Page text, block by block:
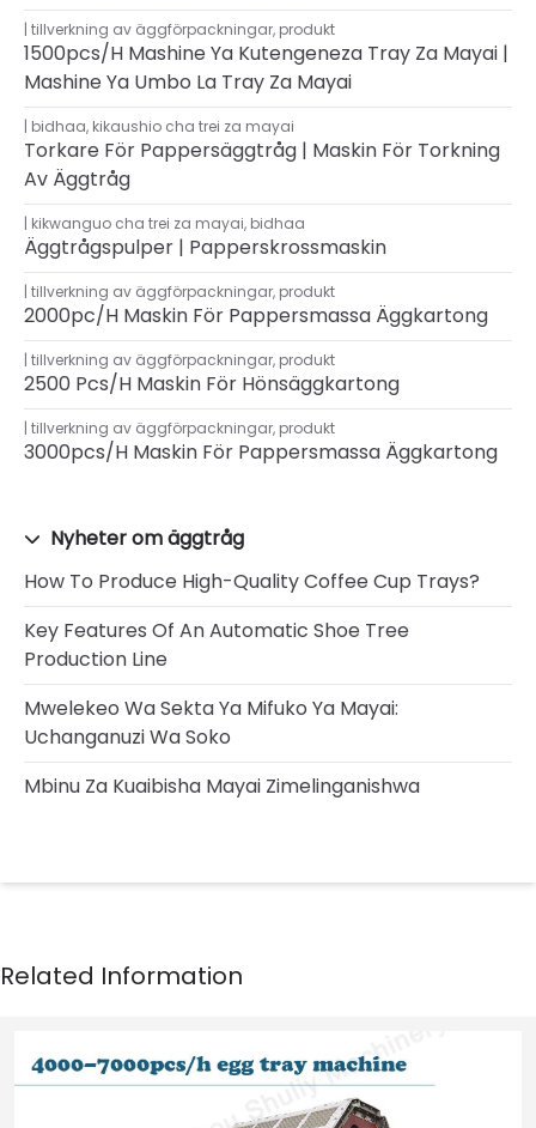
tillverkning av äggförpackningar, produkt
1500pcs/h Mashine Ya Kutengeneza Tray Za Mayai |
Mashine Ya Umbo La Tray Za Mayai
bidhaa, kikaushio cha trei za mayai
Torkare För Pappersäggtråg | Maskin För Torkning
Av Äggtråg
kikwanguo cha trei za mayai, bidhaa
Äggtrågspulper | Papperskrossmaskin
tillverkning av äggförpackningar, produkt
2000pc/h Maskin För Pappersmassa Äggkartong
tillverkning av äggförpackningar, produkt
2500 Pcs/h Maskin För Hönsäggkartong
tillverkning av äggförpackningar, produkt
3000pcs/h Maskin För Pappersmassa Äggkartong
Nyheter om äggtråg
How To Produce High-Quality Coffee Cup Trays?
Key Features Of An Automatic Shoe Tree
Production Line
Mwelekeo Wa Sekta Ya Mifuko Ya Mayai:
Uchanganuzi Wa Soko
Mbinu Za Kuaibisha Mayai Zimelinganishwa